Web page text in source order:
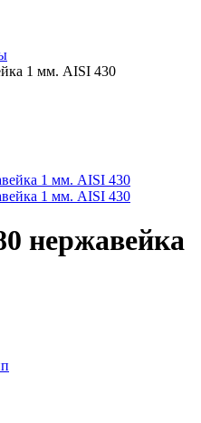
1 мм. AISI 430
нержавейка